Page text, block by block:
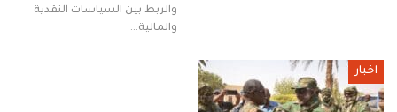
والربط بين السياسات النقدية
والمالية…
اخبار